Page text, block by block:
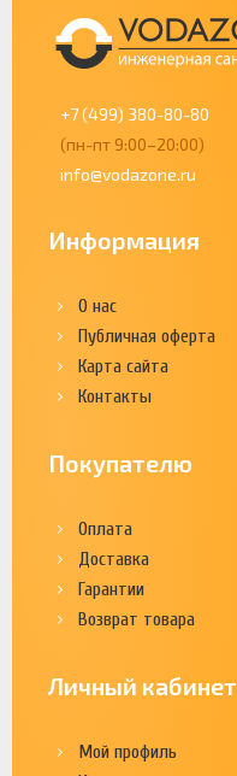
+7 (499) 380-80-80
(пн-пт 9:00–20:00)
info@vodazone.ru
Информация
О нас
Публичная оферта
Карта сайта
Контакты
Покупателю
Оплата
Доставка
Гарантии
Возврат товара
Личный кабинет
Мой профиль